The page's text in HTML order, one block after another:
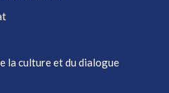
la culture et du dialogue